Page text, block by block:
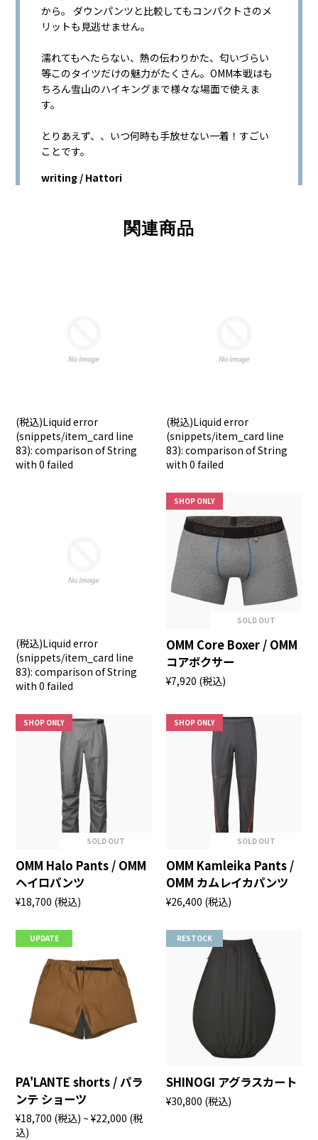
から。 ダウンパンツと比較してもコンパクトさのメ
リットも見逃せません。
濡れてもへたらない、熱の伝わりかた、匂いづらい
等このタイツだけの魅力がたくさん。OMM本戦はも
ちろん雪山のハイキングまで様々な場面で使えま
す。
とりあえず、、いつ何時も手放せない一着！すごい
ことです。
writing / Hattori
関連商品
(税込)Liquid error
(snippets/item_card line
83): comparison of String
with 0 failed
(税込)Liquid error
(snippets/item_card line
83): comparison of String
with 0 failed
(税込)Liquid error
(snippets/item_card line
83): comparison of String
with 0 failed
SHOP ONLY
SOLD OUT
OMM Core Boxer / OMM
コアボクサー
¥7,920 (税込)
SHOP ONLY
SOLD OUT
OMM Halo Pants / OMM
ヘイロパンツ
¥18,700 (税込)
SHOP ONLY
SOLD OUT
OMM Kamleika Pants /
OMM カムレイカパンツ
¥26,400 (税込)
UPDATE
PA'LANTE shorts / パラ
ンテ ショーツ
¥18,700 (税込) ~ ¥22,000 (税
込)
RESTOCK
SHINOGI アグラスカート
¥30,800 (税込)